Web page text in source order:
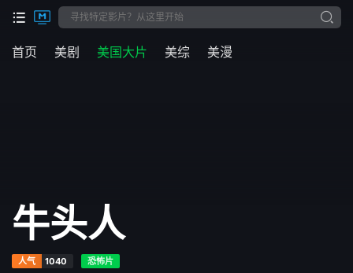
首页 美剧 美国大片 美综 美漫
牛头人
人气 1040 恐怖片